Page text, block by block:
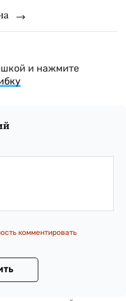
и нажмите
комментировать